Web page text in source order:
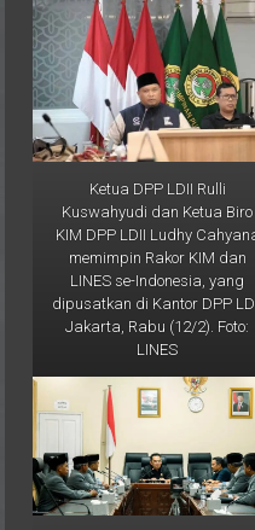
Ketua DPP LDII Rulli
Kuswahyudi dan Ketua Biro
KIM DPP LDII Ludhy Cahyana
memimpin Rakor KIM dan
LINES se-Indonesia, yang
dipusatkan di Kantor DPP LDII
Jakarta, Rabu (12/2). Foto:
LINES
Ketua DPRD Kaltim